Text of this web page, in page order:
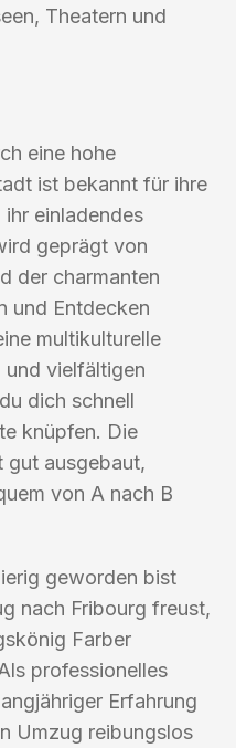
Theatern und
eine hohe
ist bekannt für ihre
einladendes
geprägt von
der charmanten
und Entdecken
multikulturelle
und vielfältigen
dich schnell
knüpfen. Die
gut ausgebaut,
von A nach B
geworden bist
nach Fribourg freust,
Farber
professionelles
Erfahrung
Umzug reibungslos